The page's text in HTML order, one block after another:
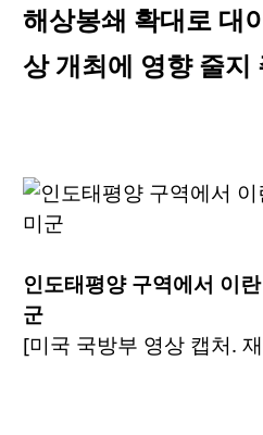
해상봉쇄 확대로 대
상 개최에 영향 줄지
인도태평양 구역에서 이
군
[미국 국방부 영상 캡처.